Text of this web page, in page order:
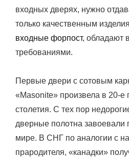
входных дверях, нужно
только качественным
входные форпост, обладают
требованиями.
Первые двери с сотовым
«Masonite» произвела в 20-е
столетия. С тех пор
дверные полотна завоевали
мире. В СНГ по аналогии с
прародителя, «канадки»